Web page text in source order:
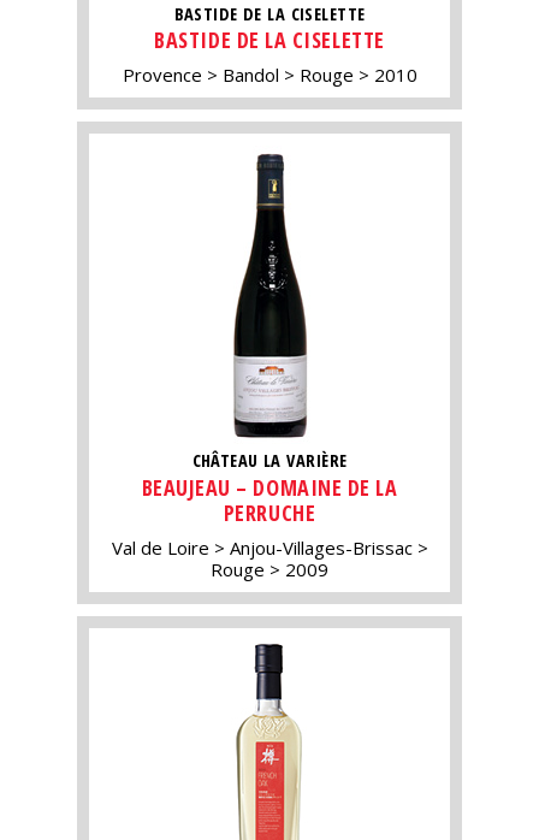
BASTIDE DE LA CISELETTE
BASTIDE DE LA CISELETTE
Provence Bandol Rouge 2010
CHÂTEAU LA VARIÈRE
BEAUJEAU – DOMAINE DE LA
PERRUCHE
Val de Loire
Anjou-Villages-Brissac
Rouge
2009